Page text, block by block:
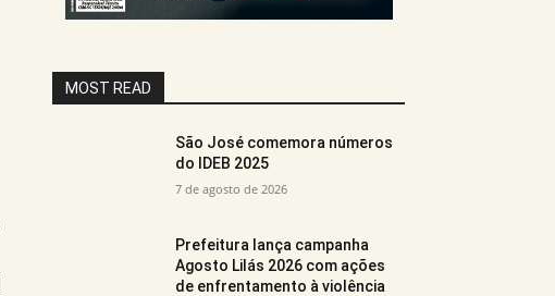
MOST READ
São José comemora números
do IDEB 2025
7 de agosto de 2026
Prefeitura lança campanha
Agosto Lilás 2026 com ações
de enfrentamento à violência